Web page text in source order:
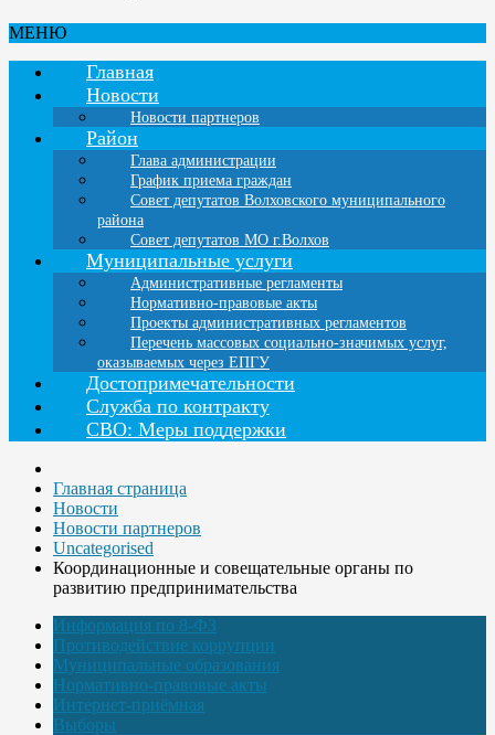
МЕНЮ
Главная
Новости
Новости партнеров
Район
Глава администрации
График приема граждан
Совет депутатов Волховского муниципального
района
Совет депутатов МО г.Волхов
Муниципальные услуги
Административные регламенты
Нормативно-правовые акты
Проекты административных регламентов
Перечень массовых социально-значимых услуг,
оказываемых через ЕПГУ
Достопримечательности
Служба по контракту
СВО: Меры поддержки
Главная страница
Новости
Новости партнеров
Uncategorised
Координационные и совещательные органы по
развитию предпринимательства
Информация по 8-ФЗ
Противодействие коррупции
Муниципальные образования
Нормативно-правовые акты
Интернет-приёмная
Выборы